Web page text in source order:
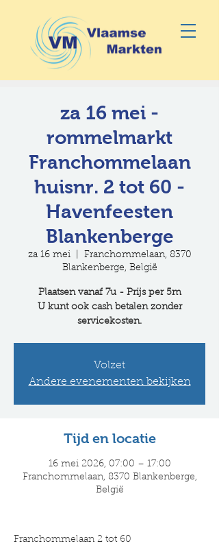
za 16 mei -
rommelmarkt
Franchommelaan
huisnr. 2 tot 60 -
Havenfeesten
Blankenberge
za 16 mei
  |
Franchommelaan, 8370
Blankenberge, België
Plaatsen vanaf 7u - Prijs per 5m
U kunt ook cash betalen zonder
servicekosten.
Volzet
Andere evenementen bekijken
Tijd en locatie
16 mei 2026, 07:00 – 17:00
Franchommelaan, 8370 Blankenberge,
België
Franchommelaan 2 tot 60